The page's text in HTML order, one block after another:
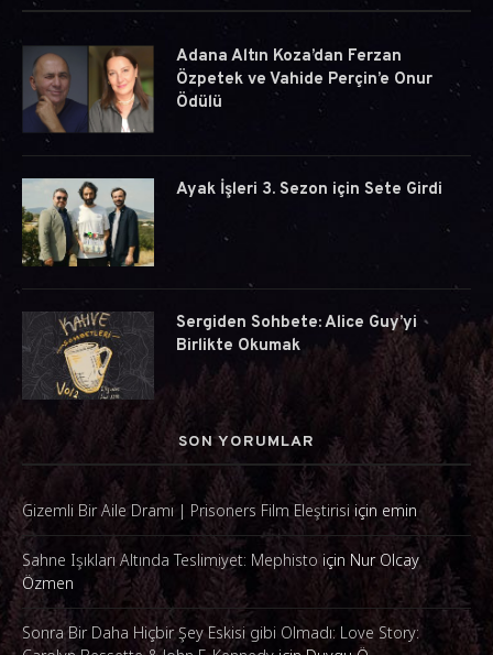
Adana Altın Koza’dan Ferzan
Özpetek ve Vahide Perçin’e Onur
Ödülü
Ayak İşleri 3. Sezon için Sete Girdi
Sergiden Sohbete: Alice Guy’yi
Birlikte Okumak
SON YORUMLAR
Gizemli Bir Aile Dramı | Prisoners Film Eleştirisi için emin
Sahne Işıkları Altında Teslimiyet: Mephisto için Nur Olcay
Özmen
Sonra Bir Daha Hiçbir Şey Eskisi gibi Olmadı: Love Story: